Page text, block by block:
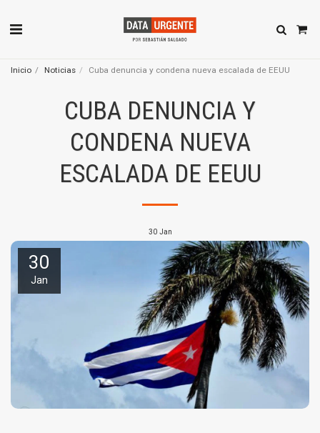
Inicio Noticias Cuba denuncia y condena nueva escalada de EEUU
CUBA DENUNCIA Y
CONDENA NUEVA
ESCALADA DE EEUU
30 Jan
30
Jan